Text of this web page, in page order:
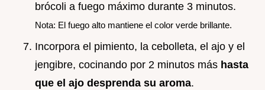
brócoli a fuego máximo durante 3 minutos.
Nota: El fuego alto mantiene el color verde brillante.
Incorpora el pimiento, la cebolleta, el ajo y el
jengibre, cocinando por 2 minutos más hasta
que el ajo desprenda su aroma.